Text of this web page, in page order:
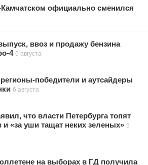
Камчатском официально сменился
ввоз и продажу бензина
4 6 августа
победители и аутсайдеры
6 августа
что власти Петербурга топят
и «за уши тащат неких зеленых» 5
на выборах в ГД получила